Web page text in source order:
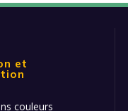
et
couleurs